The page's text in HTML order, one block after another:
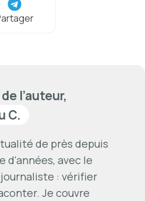
l’auteur,
C.
de près depuis
d'années, avec le
: vérifier
Je couvre